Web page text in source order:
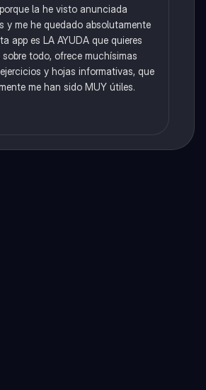
la he visto anunciada
y me he quedado absolutamente
app es LA AYUDA que quieres
sobre todo, ofrece muchísimas
y hojas informativas, que
me han sido MUY útiles.